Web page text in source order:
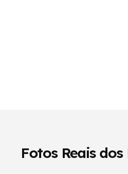
Fotos Reais